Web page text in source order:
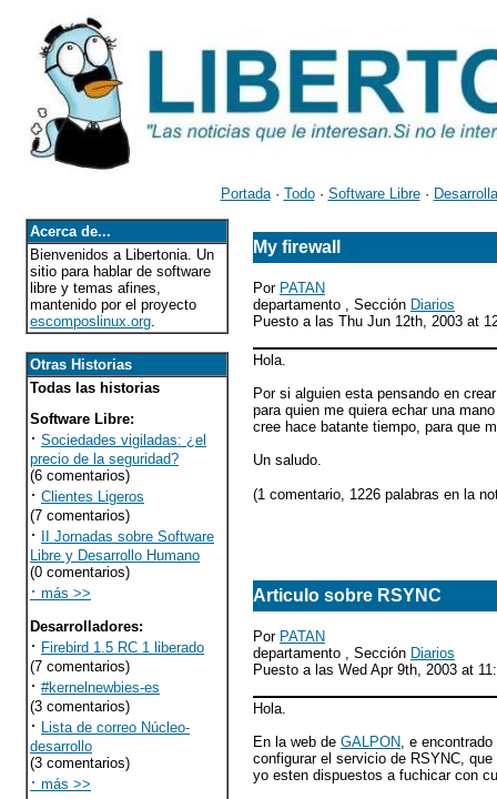
Portada· Todo· Software Libre·
Acerca de...
Bienvenidos a Libertonia. Un
sitio para hablar de software
libre y temas afines,
mantenido por el proyecto
escomposlinux.org.
Otras Historias
Todas las historias
Software Libre:
· Sociedades vigiladas: ¿el
precio de la seguridad?
(6 comentarios)
· Clientes Ligeros
(7 comentarios)
·
II Jornadas sobre Software
Libre y Desarrollo Humano
(0 comentarios)
· más >>
Desarrolladores:
· Firebird 1.5 RC 1 liberado
(7 comentarios)
· #kernelnewbies-es
(3 comentarios)
· Lista de correo Núcleo-
desarrollo
(3 comentarios)
· más >>
My firewall
Por PATAN
departamento , Sección Diarios
Puesto a las Thu Jun 12th, 2003 at
Hola.
Por si alguien esta pensando en
para quien me quiera echar una
cree hace batante tiempo, para que
Un saludo.
(1 comentario, 1226 palabras en la
Articulo sobre RSYNC
Por PATAN
departamento , Sección Diarios
Puesto a las Wed Apr 9th, 2003 at
Hola.
En la web de GALPON, e
configurar el servicio de RSYNC,
yo esten dispuestos a fuchicar con